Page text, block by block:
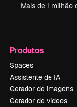
Mais de 1 milhão
Produtos
Spaces
Assistente de IA
Gerador de imagens
Gerador de vídeos